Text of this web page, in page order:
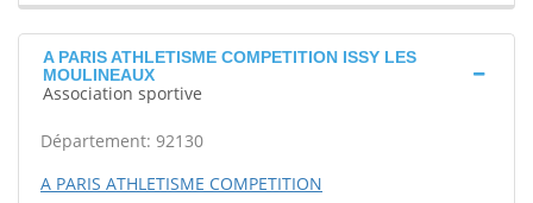
A PARIS ATHLETISME COMPETITION ISSY LES
MOULINEAUX
Association sportive
Département: 92130
A PARIS ATHLETISME COMPETITION